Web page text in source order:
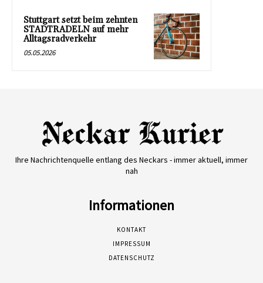
Stuttgart setzt beim zehnten
STADTRADELN auf mehr
Alltagsradverkehr
05.05.2026
Ihre Nachrichtenquelle entlang des Neckars - immer aktuell, immer
nah
Informationen
KONTAKT
IMPRESSUM
DATENSCHUTZ